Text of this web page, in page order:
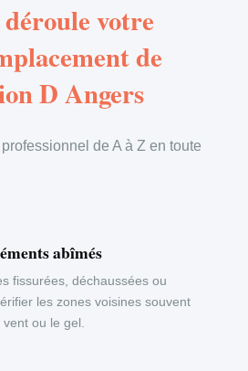
votre
de
D Angers
de A à Z en toute
abîmés
fissurées, déchaussées ou
les zones voisines souvent
ou le gel.